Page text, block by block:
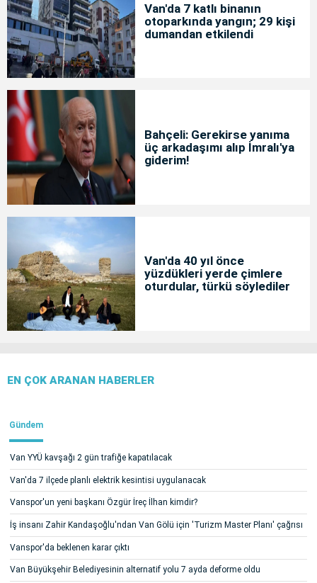
Van'da 7 katlı binanın
otoparkında yangın; 29 kişi
dumandan etkilendi
Bahçeli: Gerekirse yanıma
üç arkadaşımı alıp İmralı'ya
giderim!
Van'da 40 yıl önce
yüzdükleri yerde çimlere
oturdular, türkü söylediler
EN ÇOK ARANAN HABERLER
Gündem
Van YYÜ kavşağı 2 gün trafiğe kapatılacak
Van'da 7 ilçede planlı elektrik kesintisi uygulanacak
Vanspor'un yeni başkanı Özgür İreç İlhan kimdir?
İş insanı Zahir Kandaşoğlu'ndan Van Gölü için 'Turizm Master Planı' çağrısı
Vanspor'da beklenen karar çıktı
Van Büyükşehir Belediyesinin alternatif yolu 7 ayda deforme oldu